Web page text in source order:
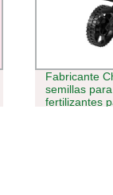
Elf Box E
Puffs 28mL
batería